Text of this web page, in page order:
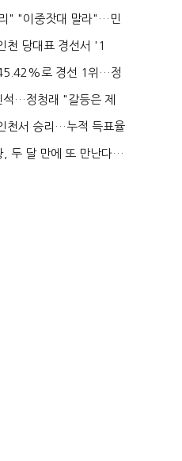
...
" "이중잣대 말라"…민
파 다...
천 당대표 경선서 '1
로 경선 1위…정
석…정청래 "갈등은 제
천서 승리…누적 득표율
)...
, 두 달 만에 또 만난다…